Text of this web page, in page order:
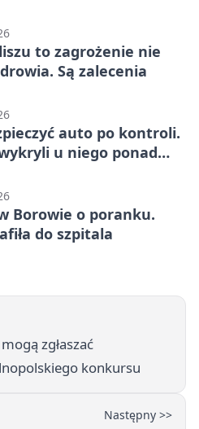
to zagrożenie nie
Są zalecenia
auto po kontroli.
u niego ponad
Borowie o poranku.
do szpitala
zgłaszać
konkursu
Następny >>